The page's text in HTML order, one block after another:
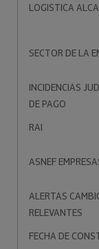
LOGISTICA
SECTOR DE LA
INCIDENCIAS
DE PAGO
RAI
ASNEF
ALERTAS
RELEVANTES
FECHA DE